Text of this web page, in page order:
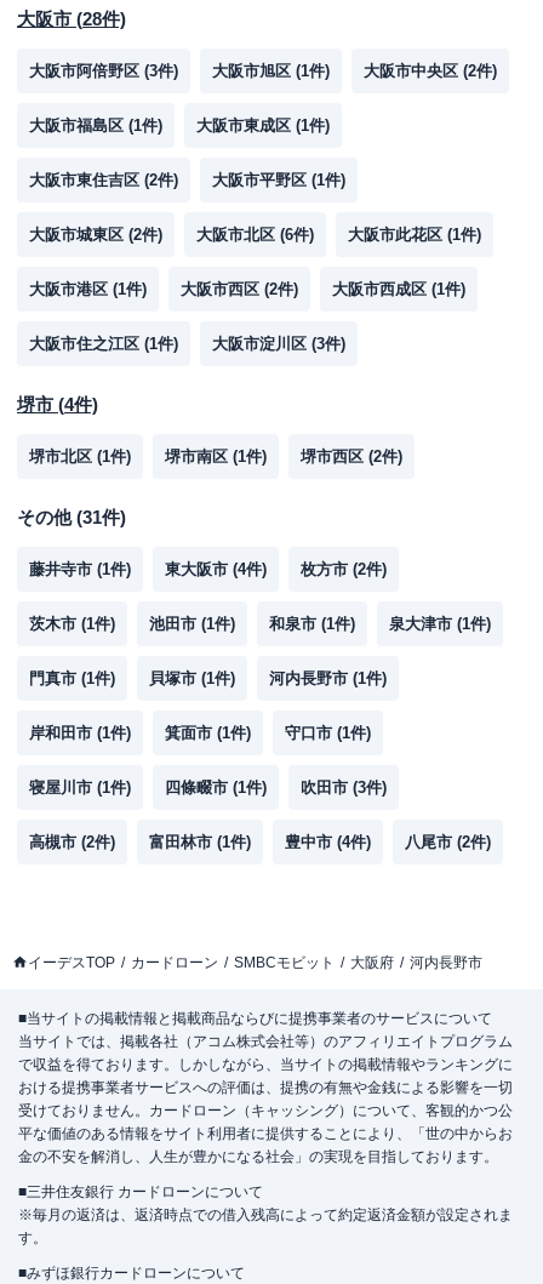
大阪市 (28件)
大阪市阿倍野区 (3件) 大阪市旭区 (1件) 大阪市中央区 (2件)
大阪市福島区 (1件) 大阪市東成区 (1件)
大阪市東住吉区 (2件) 大阪市平野区 (1件)
大阪市城東区 (2件) 大阪市北区 (6件) 大阪市此花区 (1件)
大阪市港区 (1件) 大阪市西区 (2件) 大阪市西成区 (1件)
大阪市住之江区 (1件) 大阪市淀川区 (3件)
堺市 (4件)
堺市北区 (1件) 堺市南区 (1件) 堺市西区 (2件)
その他(31件)
藤井寺市 (1件) 東大阪市 (4件) 枚方市 (2件)
茨木市 (1件) 池田市 (1件) 和泉市 (1件) 泉大津市 (1件)
門真市 (1件) 貝塚市 (1件) 河内長野市 (1件)
岸和田市 (1件) 箕面市 (1件) 守口市 (1件)
寝屋川市 (1件) 四條畷市 (1件) 吹田市 (3件)
高槻市 (2件) 富田林市 (1件) 豊中市 (4件) 八尾市 (2件)
イーデスTOP カードローン SMBCモビット 大阪府 河内長野市
■当サイトの掲載情報と掲載商品ならびに提携事業者のサービスについて
当サイトでは、掲載各社（アコム株式会社等）のアフィリエイトプログラム
で収益を得ております。しかしながら、当サイトの掲載情報やランキングに
おける提携事業者サービスへの評価は、提携の有無や金銭による影響を一切
受けておりません。カードローン（キャッシング）について、客観的かつ公
平な価値のある情報をサイト利用者に提供することにより、「世の中からお
金の不安を解消し、人生が豊かになる社会」の実現を目指しております。
■三井住友銀行 カードローンについて
※毎月の返済は、返済時点での借入残高によって約定返済金額が設定されま
す。
■みずほ銀行カードローンについて